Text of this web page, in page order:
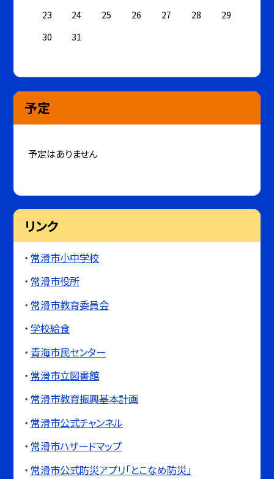
23
24 25 26 27 28
29
30
31
予定
予定はありません
リンク
常滑市小中学校
常滑市役所
常滑市教育委員会
学校給食
青海市民センター
常滑市立図書館
常滑市教育振興基本計画
常滑市公式チャンネル
常滑市ハザードマップ
常滑市公式防災アプリ「とこなめ防災」